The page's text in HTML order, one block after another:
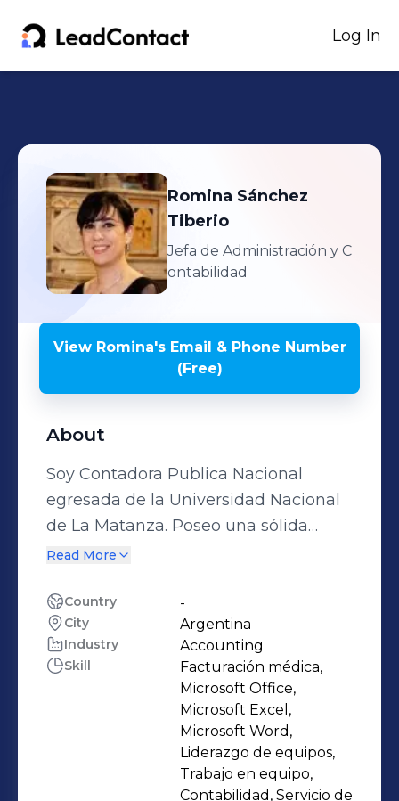
Log In
Romina Sánchez
Tiberio
Jefa de Administración y C
ontabilidad
View Romina'sEmail & Phone Number
(Free)
About
Soy Contadora Publica Nacional
egresada de la Universidad Nacional
de La Matanza. Poseo una sólida
experiencia en estudios contables y
por el profesionalismo, el compromiso
y la seriedad en el trabajo que
desarrollo.
Read More
Country -
City Argentina
Industry Accounting
Skill
Facturación médica,
Microsoft Office,
Microsoft Excel,
Microsoft Word,
Liderazgo de equipos,
Trabajo en equipo,
Contabilidad, Servicio de